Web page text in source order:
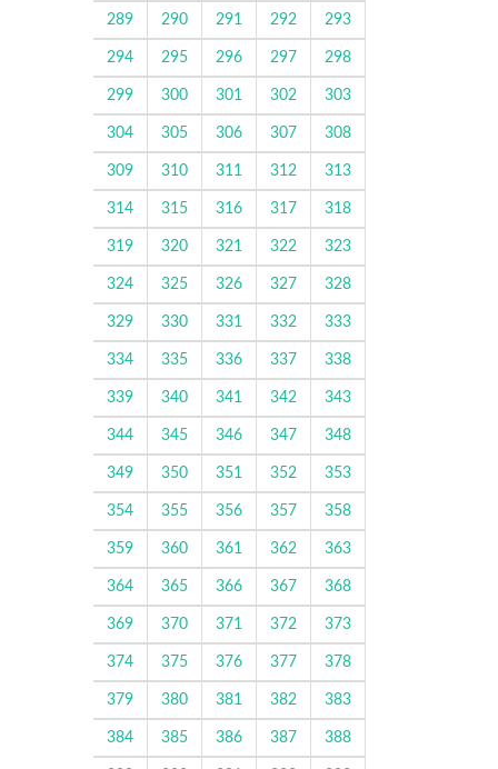
289 290 291 292 293
294 295 296 297 298
299 300 301 302 303
304 305 306 307 308
309 310 311 312 313
314 315 316 317 318
319 320 321 322 323
324 325 326 327 328
329 330 331 332 333
334 335 336 337 338
339 340 341 342 343
344 345 346 347 348
349 350 351 352 353
354 355 356 357 358
359 360 361 362 363
364 365 366 367 368
369 370 371 372 373
374 375 376 377 378
379 380 381 382 383
384 385 386 387 388